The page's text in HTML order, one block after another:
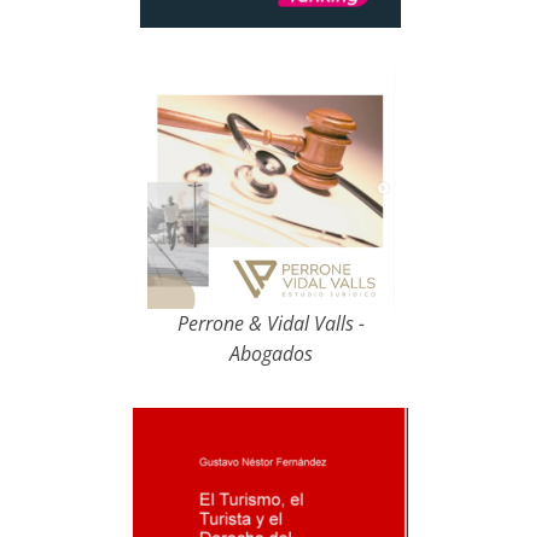
Perrone & Vidal Valls -
Abogados